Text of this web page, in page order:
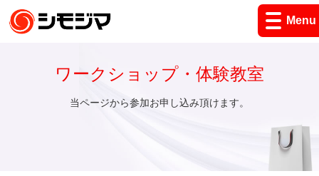
Menu
ワークショップ・体験教室
当ページから参加お申し込み頂けます。